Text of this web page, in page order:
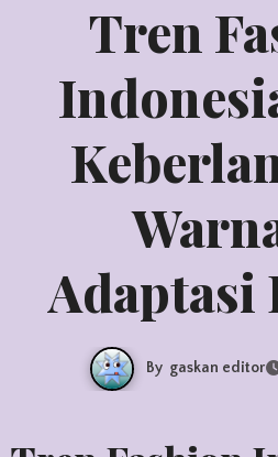
Tren
Adaptasi
By gaskan editor